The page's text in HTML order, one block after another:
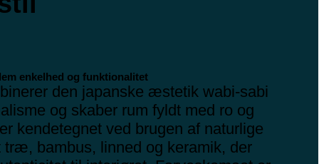
enkelhed og funktionalitet
den japanske æstetik wabi-sabi
og skaber rum fyldt med ro og
kendetegnet ved brugen af naturlige
træ, bambus, linned og keramik, der